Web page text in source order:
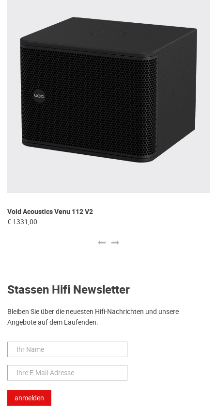
Void Acoustics Venu 112 V2
€ 1331,00
Stassen Hifi Newsletter
Bleiben Sie über die neuesten Hifi-Nachrichten und unsere
Angebote auf dem Laufenden.